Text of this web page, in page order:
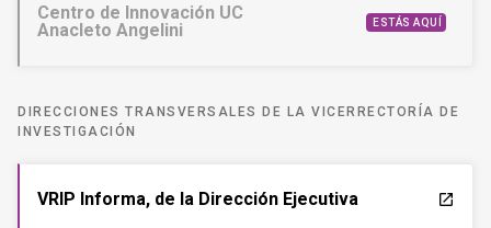
Centro de Innovación UC
Anacleto Angelini
ESTÁS AQUÍ
DIRECCIONES TRANSVERSALES DE LA VICERRECTORÍA DE
INVESTIGACIÓN
VRIP Informa, de la Dirección Ejecutiva launch